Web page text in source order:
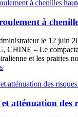
à
le 12 juin
CHINE – Le
et les prairies
atténuation des